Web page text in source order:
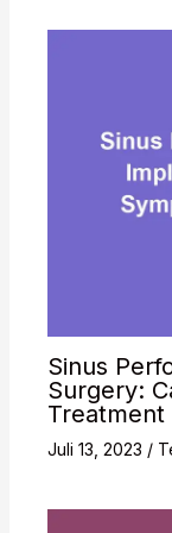
Sinus
Surgery:
Treatment
Juli 13, 2023 /